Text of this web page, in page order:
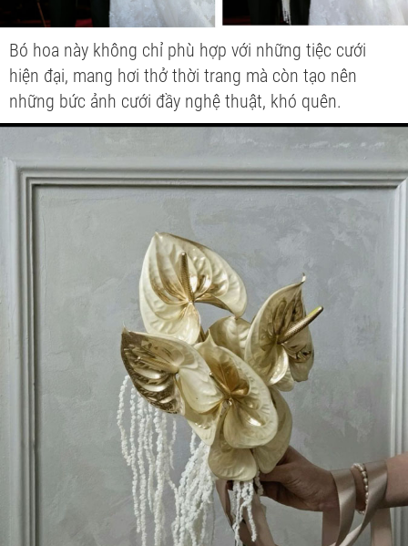
Bó hoa này không chỉ phù hợp với những tiệc cưới
hiện đại, mang hơi thở thời trang mà còn tạo nên
những bức ảnh cưới đầy nghệ thuật, khó quên.